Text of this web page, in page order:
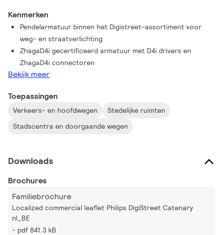
ady__designed_for_smart_cities
Kenmerken
Pendelarmatuur binnen het Digistreet-assortiment voor
weg- en straatverlichting
ZhagaD4i gecertificeerd armatuur met D4i drivers en
ZhagaD4i connectoren
Bekijk meer
Toepassingen
Verkeers- en hoofdwegen
Stedelijke ruimten
Stadscentra en doorgaande wegen
Downloads
Brochures
Familiebrochure
Localized commercial leaflet Philips DigiStreet Catenary
nl_BE
pdf 841.3 kB